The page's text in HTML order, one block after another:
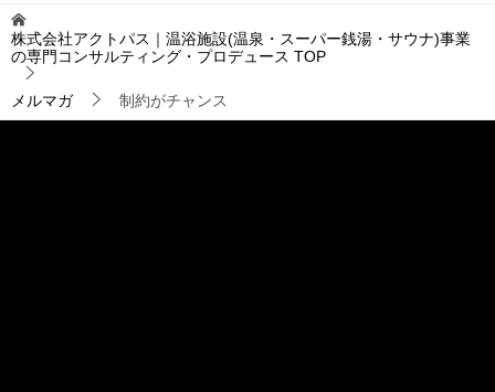
ゲ
ー
シ
ョ
ン
株式会社アクトパス｜温浴施設(温泉・スーパー銭湯・サウナ)事業
の専門コンサルティング・プロデュース TOP
メルマガ 制約がチャンス